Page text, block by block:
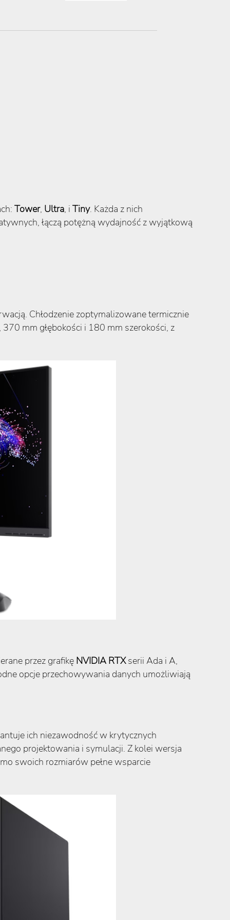
Tower, Ultra, i Tiny. Każda z nich
łączą potężną wydajność z wyjątkową
Chłodzenie zoptymalizowane termicznie
mm głębokości i 180 mm szerokości, z
przez grafikę NVIDIA RTXserii Ada i A,
opcje przechowywania danych umożliwiają
ich niezawodność w krytycznych
projektowania i symulacji. Z kolei wersja
swoich rozmiarów pełne wsparcie